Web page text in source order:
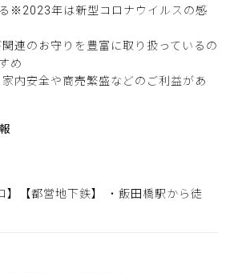
※2023年は新型コロナウイルスの感
連のお守りを豊富に取り扱っているの
め
内安全や商売繁盛などのご利益があ
】【都営地下鉄】 ・飯田橋駅から徒